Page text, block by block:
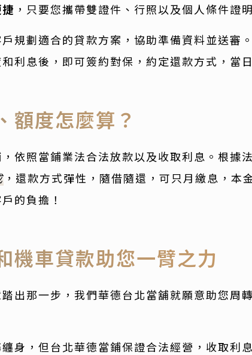
，只要您攜帶雙證件、行照以及個人條件證
規劃適合的貸款方案，協助準備資料並送審
利息後，即可簽約對保，約定還款方式，當
額度怎麼算？
依照當鋪業法合法放款以及收取利息。根據
，還款方式彈性，隨借隨還，可只月繳息，本
的負擔！
機車貸款助您一臂之力
出那一步，我們華德台北當舖就願意助您周
身，但台北華德當鋪保證合法經營，收取利